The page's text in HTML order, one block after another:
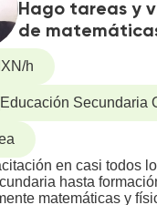
Hago tareas y
de
h
Secundaria
en casi todos
hasta
matemáticas y